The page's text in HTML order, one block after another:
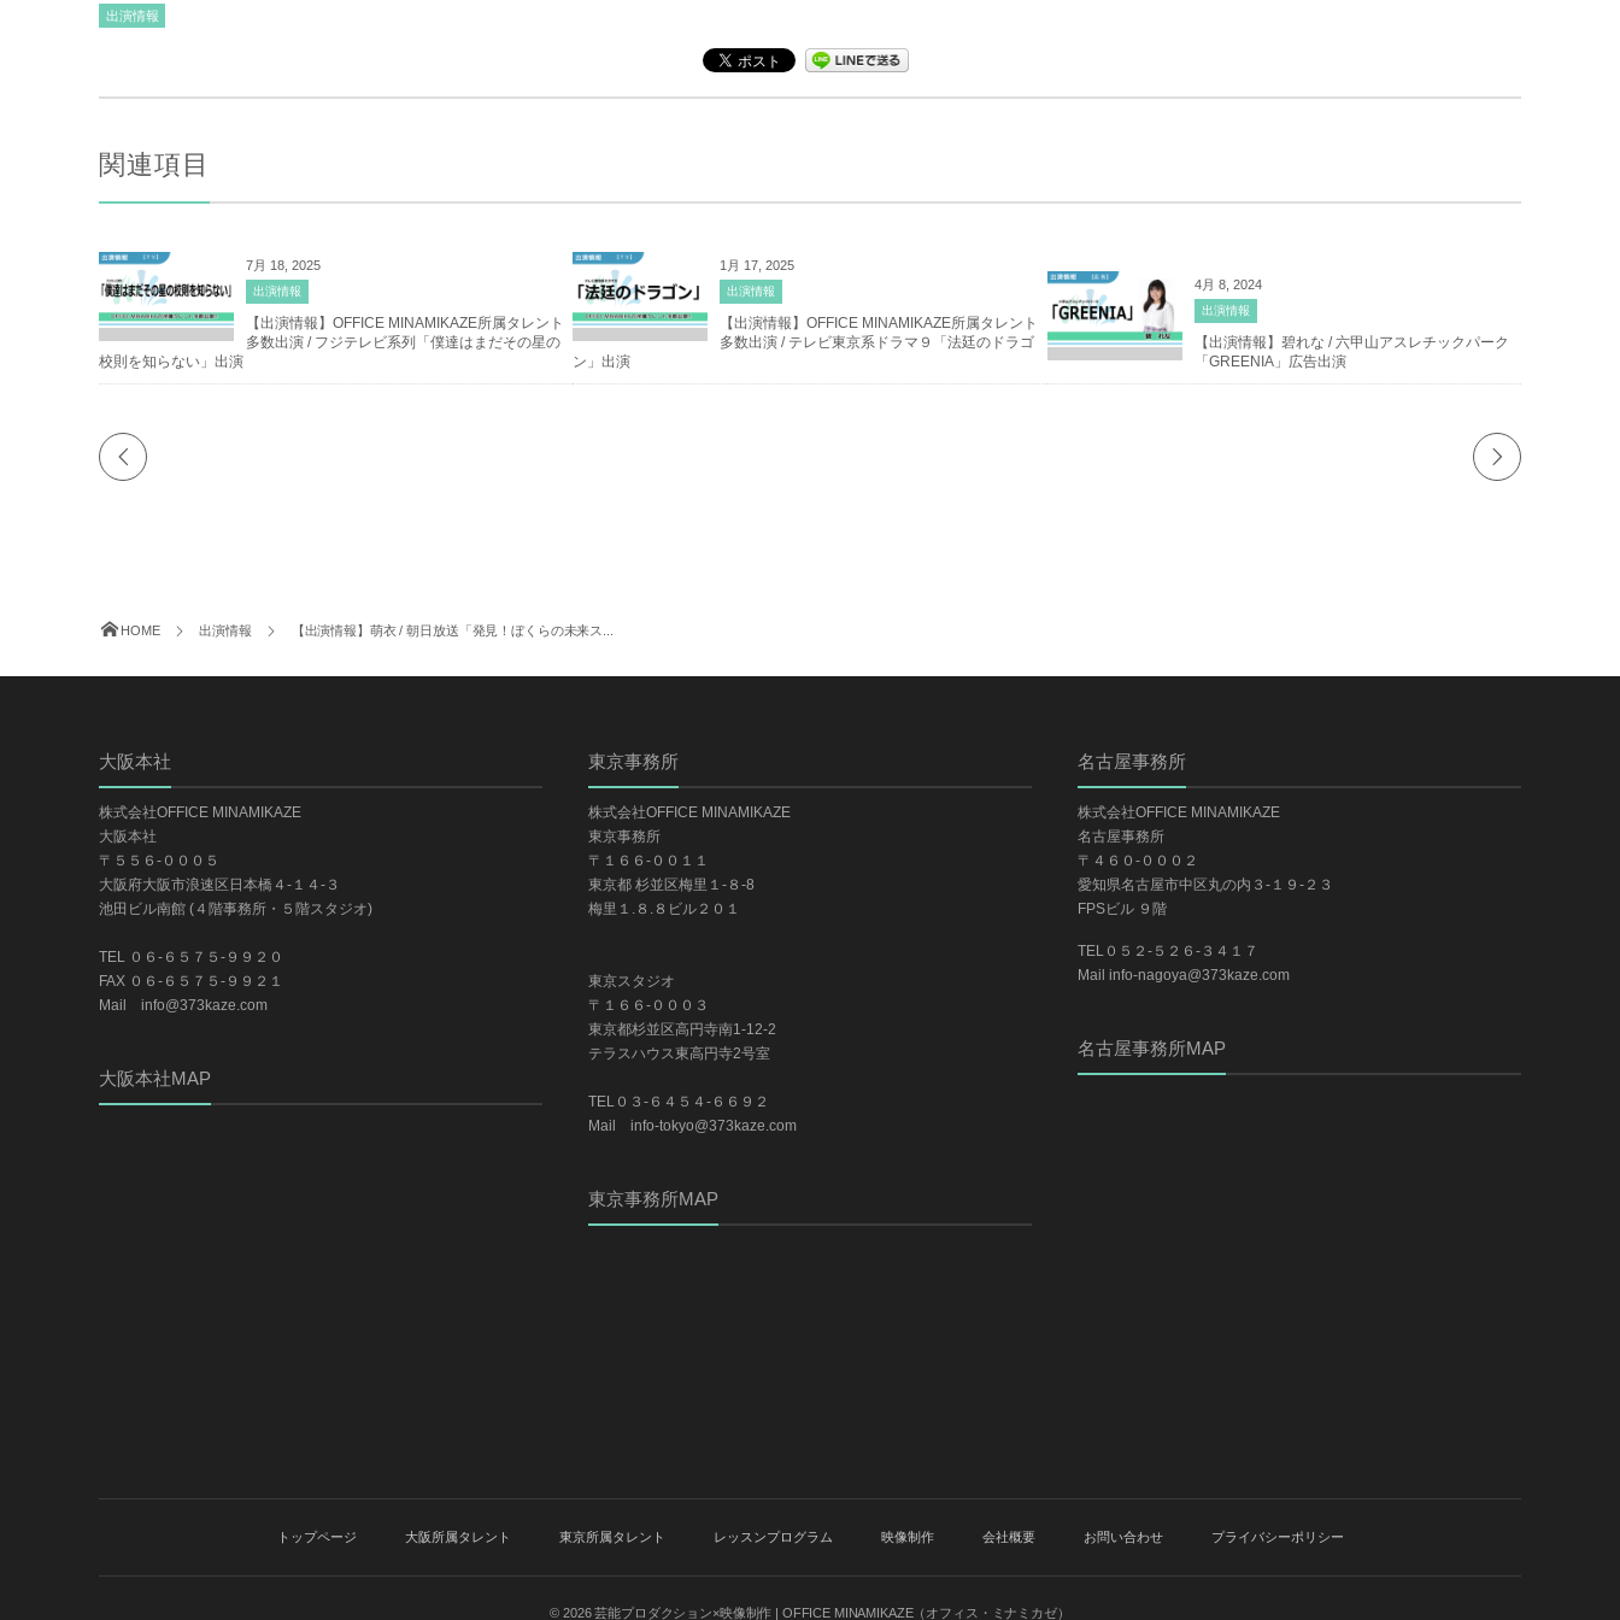
出演情報
関連項目
7月 18, 2025
出演情報
【出演情報】OFFICE MINAMIKAZE所属タレント
多数出演 / フジテレビ系列「僕達はまだその星の
校則を知らない」出演
1月 17, 2025
出演情報
【出演情報】OFFICE MINAMIKAZE所属タレント
多数出演 / テレビ東京系ドラマ９「法廷のドラゴ
ン」出演
4月 8, 2024
出演情報
【出演情報】碧れな / 六甲山アスレチックパーク
「GREENIA」広告出演
HOME 出演情報 【出演情報】萌衣 / 朝日放送「発見！ぼくらの未来ス...
大阪本社
株式会社OFFICE MINAMIKAZE
大阪本社
〒５５６-０００５
大阪府大阪市浪速区日本橋４-１４-３
池田ビル南館 (４階事務所・５階スタジオ)
TEL ０６-６５７５-９９２０
FAX ０６-６５７５-９９２１
Mail info@373kaze.com
大阪本社MAP
東京事務所
株式会社OFFICE MINAMIKAZE
東京事務所
〒１６６-００１１
東京都 杉並区梅里１-８-8
梅里１.８.８ビル２０１
東京スタジオ
〒１６６-０００３
東京都杉並区高円寺南1-12-2
テラスハウス東高円寺2号室
TEL０３-６４５４-６６９２
Mail info-tokyo@373kaze.com
東京事務所MAP
名古屋事務所
株式会社OFFICE MINAMIKAZE
名古屋事務所
〒４６０-０００２
愛知県名古屋市中区丸の内３-１９-２３
FPSビル ９階
TEL０５２-５２６-３４１７
Mail info-nagoya@373kaze.com
名古屋事務所MAP
トップページ 大阪所属タレント 東京所属タレント レッスンプログラム 映像制作 会社概要 お問い合わせ プライバシーポリシー
© 2026芸能プロダクション×映像制作 | OFFICE MINAMIKAZE（オフィス・ミナミカゼ）